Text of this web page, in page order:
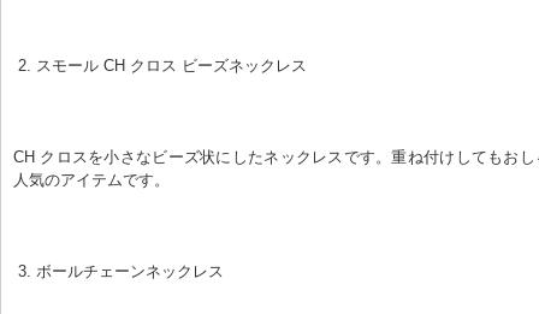
2. スモール CH クロス ビーズネックレス
CH クロスを小さなビーズ状にしたネックレスです。重ね付けしてもお
人気のアイテムです。
3. ボールチェーンネックレス